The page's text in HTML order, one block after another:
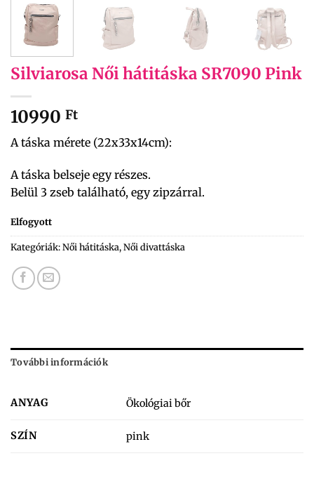
Silviarosa Női hátitáska SR7090 Pink
10990 Ft
A táska mérete (22x33x14cm):
A táska belseje egy részes.
Belül 3 zseb található, egy zipzárral.
Elfogyott
Kategóriák:Női hátitáska,Női divattáska
További információk
ANYAG Ökológiai bőr
SZÍN pink